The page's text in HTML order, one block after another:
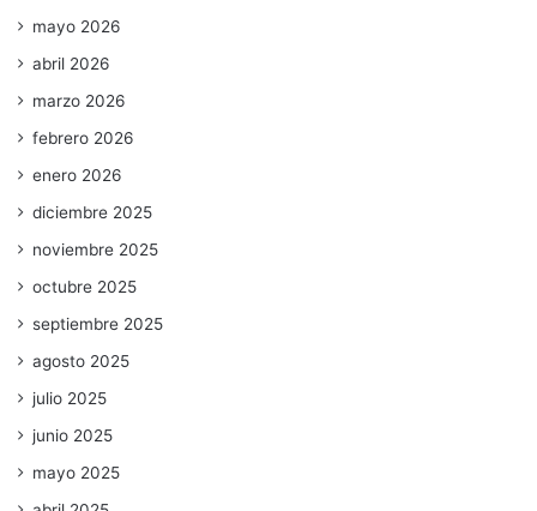
mayo 2026
abril 2026
marzo 2026
febrero 2026
enero 2026
diciembre 2025
noviembre 2025
octubre 2025
septiembre 2025
agosto 2025
julio 2025
junio 2025
mayo 2025